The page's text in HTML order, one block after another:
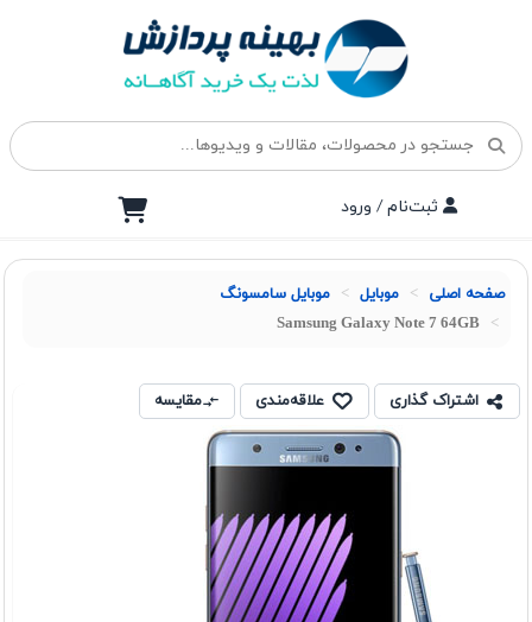
ثبت‌نام / ورود
صفحه اصلی موبايل موبایل سامسونگ
Samsung Galaxy Note 7 64GB
اشتراک گذاری علاقه‌مندی مقایسه